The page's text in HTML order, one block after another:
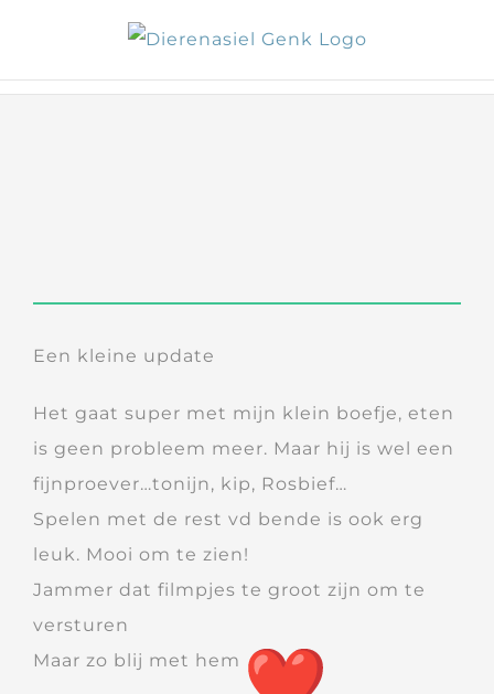
content
Een kleine update
Het gaat super met mijn klein boefje, eten
is geen probleem meer. Maar hij is wel een
fijnproever…tonijn, kip, Rosbief…
Spelen met de rest vd bende is ook erg
leuk. Mooi om te zien!
Jammer dat filmpjes te groot zijn om te
versturen
Maar zo blij met hem